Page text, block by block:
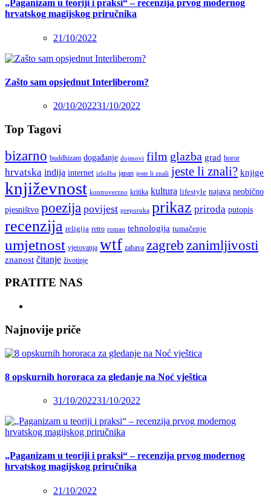
„Paganizam u teoriji i praksi“ – recenzija prvog modernog
hrvatskog magijskog priručnika
21/10/2022
Zašto sam opsjednut Interliberom?
20/10/202231/10/2022
Top Tagovi
bizarno buddhizam događanje dojmovi film glazba grad horor
hrvatska indija internet izložba japan jeste li znali jeste li znali? knjige
književnost kontroverzno kritika kultura lifestyle najava neobično
pjesništvo poezija povijest preporuka prikaz priroda putopis
recenzija religija retro roman tehnologija tumačenje
umjetnost vjerovanja wtf zabava zagreb zanimljivosti
znanost čitanje životinje
PRATITE NAS
Najnovije priče
8 opskurnih hororaca za gledanje na Noć vještica
31/10/202231/10/2022
„Paganizam u teoriji i praksi“ – recenzija prvog modernog
hrvatskog magijskog priručnika
21/10/2022